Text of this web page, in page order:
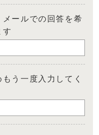
メールでの回答を希
す
う一度入力してく